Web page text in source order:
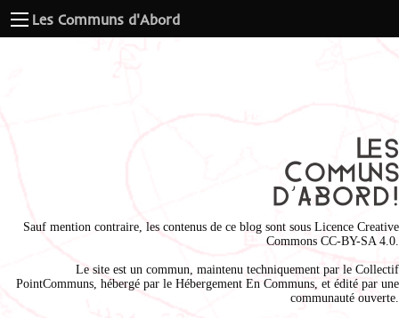
Les Communs d'Abord
Sauf mention contraire, les contenus de ce blog sont sous Licence Creative
Commons CC-BY-SA 4.0
Le site est un commun, maintenu techniquement par le Collectif
PointCommuns , hébergé par le Hébergement En Communs , et édité par une
communauté ouverte.